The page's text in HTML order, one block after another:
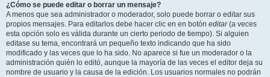
¿Cómo se puede editar o borrar un mensaje?
A menos que sea administrador o moderador, solo puede borrar o editar sus
propios mensajes. Para editarlos debe hacer clic en en botón editar(a veces
esta opción solo es válida durante un cierto periodo de tiempo). Si alguien
editase su tema, encontrará un pequeño texto indicando que ha sido
modificado y las veces que lo ha sido. No aparece si fue un moderador o la
administración quién lo editó, aunque la mayoría de las veces el editor deja su
nombre de usuario y la causa de la edición. Los usuarios normales no podrán